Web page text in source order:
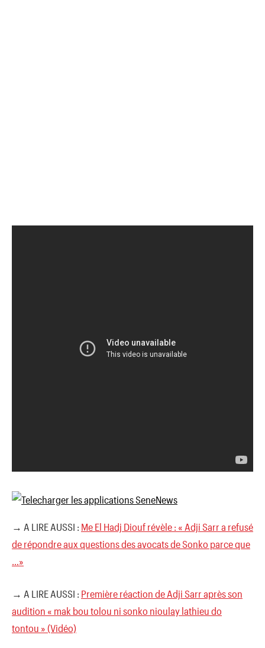
→ A LIRE AUSSI : Me El Hadj Diouf révèle : « Adji Sarr a refusé
de répondre aux questions des avocats de Sonko parce que
…»
→ A LIRE AUSSI : Première réaction de Adji Sarr après son
audition « mak bou tolou ni sonko nioulay lathieu do
tontou » (Vidéo)